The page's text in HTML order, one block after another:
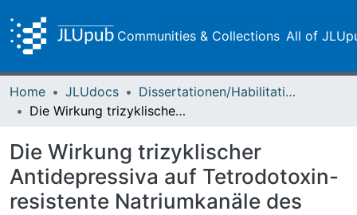
Communities & Collections All of
Home JLUdocs
Dissertationen/Habilitationen
Die Wirkung trizyklischer Antidepressiva auf Tetrodotoxin-resistente Natriumkanäle des peripheren Nervensystems
Die Wirkung trizyklischer
Antidepressiva auf Tetrodotoxin-
resistente Natriumkanäle des